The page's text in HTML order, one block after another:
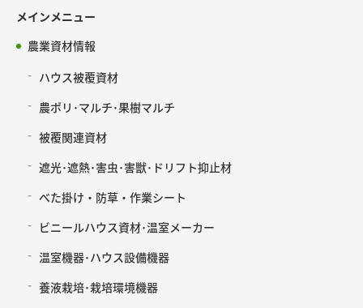
メインメニュー
農業資材情報
ハウス被覆資材
農ポリ･マルチ･果樹マルチ
被覆関連資材
遮光･遮熱･害虫･害獣･ドリフト抑止材
べた掛け・防草・作業シート
ビニールハウス資材･温室メーカー
温室機器･ハウス設備機器
養液栽培･栽培環境機器